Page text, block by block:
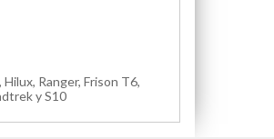
Ranger, Frison T6,
y S10